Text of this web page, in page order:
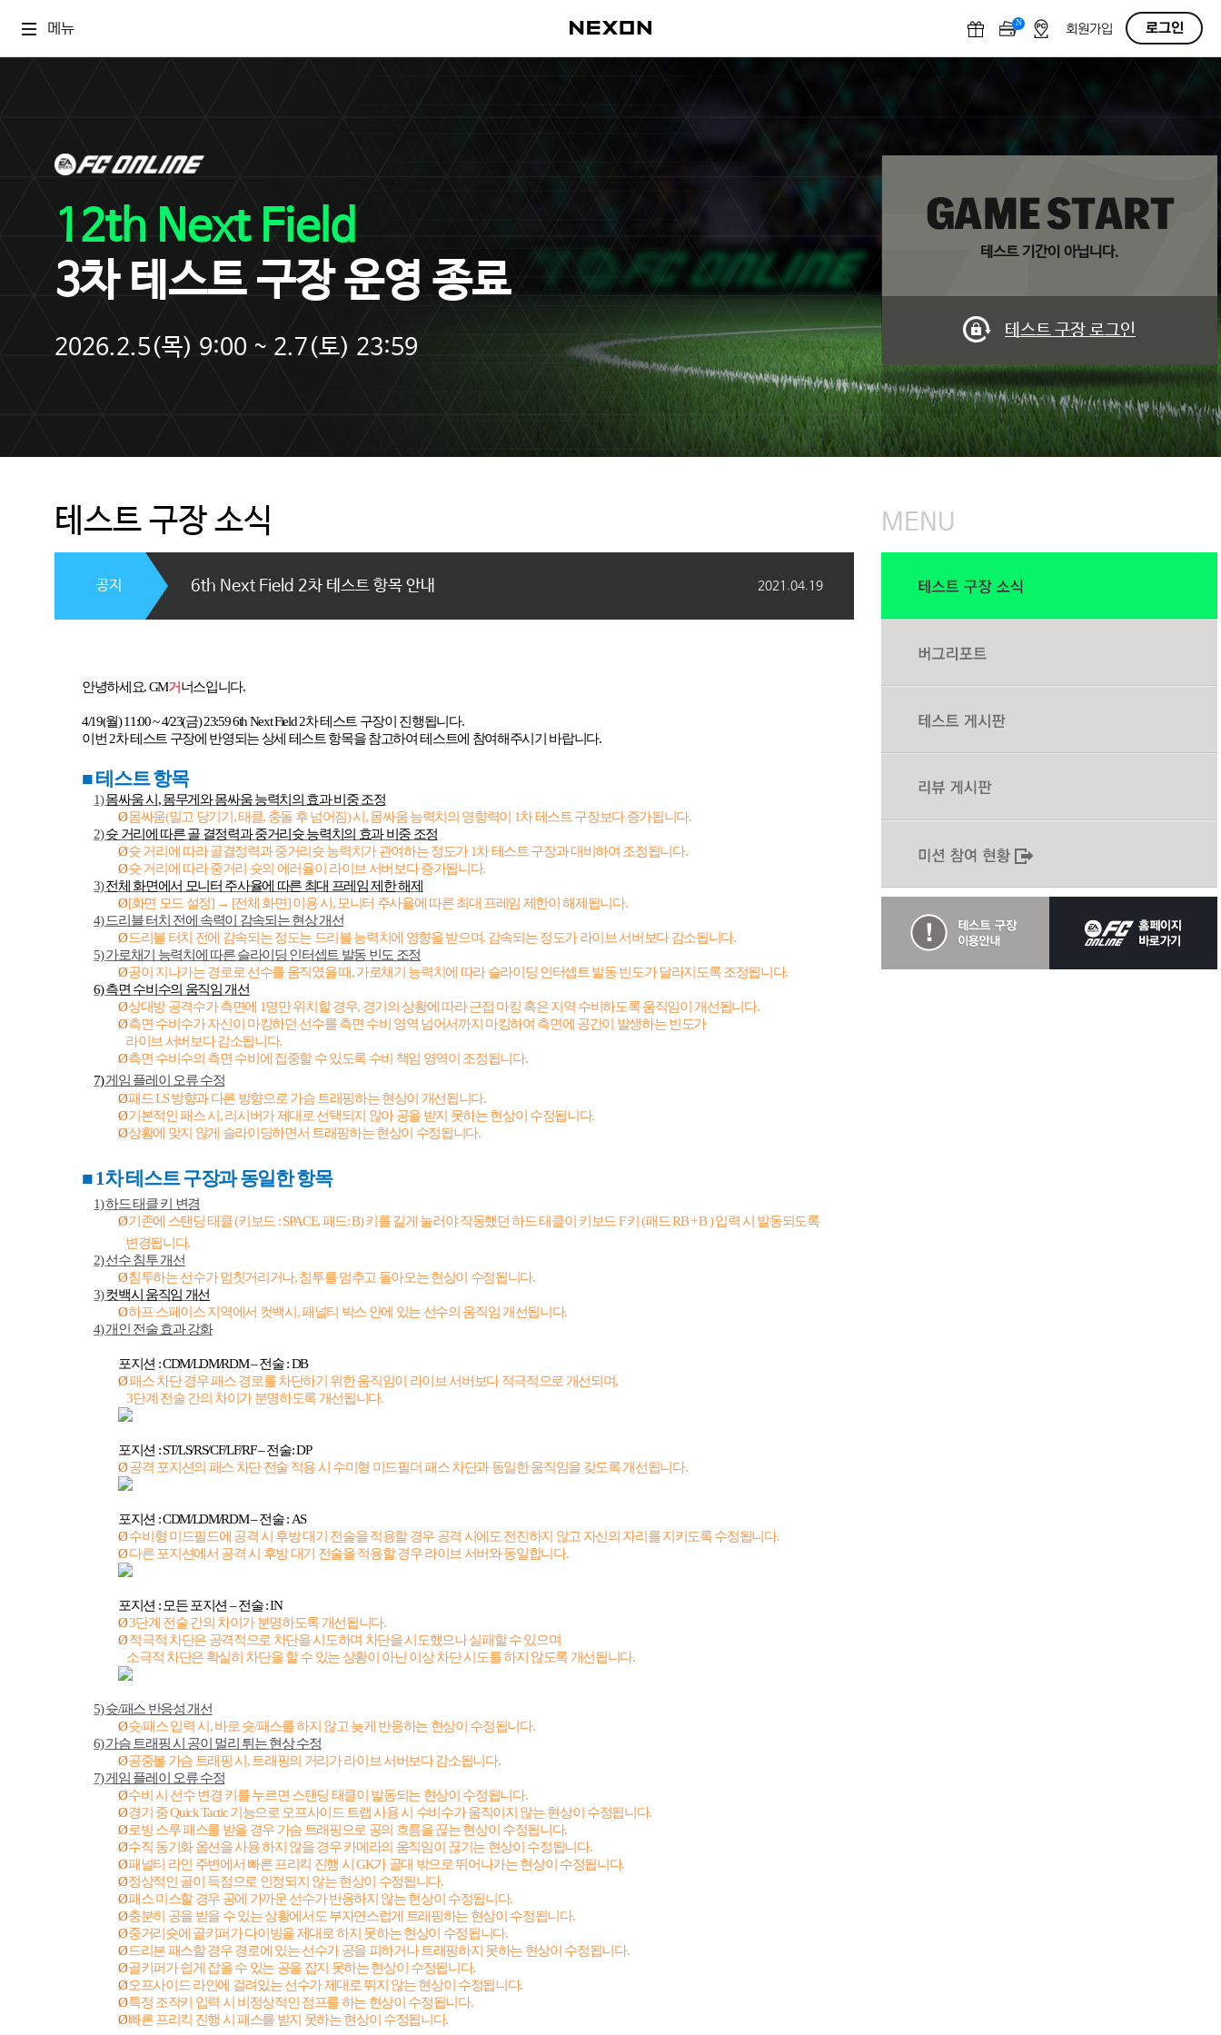
메뉴 N
F
회원가입 로그인
테스트 구장 로그인
테스트 기간이 아닙니다.
12th Next Field
3차 테스트 구장 운영 종료
2026.2.5(목) 9:00 ~ 2.7(토) 23:59
테스트 구장 소식
6th Next Field 2차 테스트 항목 안내
공지 2021.04.19
안녕하세요. GM거너스입니다.
4/19(월) 11:00 ~ 4/23(금) 23:59 6th Next Field 2차 테스트 구장이 진행됩니다.
이번 2차 테스트 구장에 반영되는 상세 테스트 항목을 참고하여 테스트에 참여해주시기 바랍니다.
■테스트 항목
1)몸싸움 시 ,몸무게와 몸싸움 능력치의 효과 비중 조정
Ø몸싸움(밀고 당기기 ,태클, 충돌 후 넘어짐)시 ,몸싸움 능력치의 영향력이 1차 테스트 구장보다 증가됩니다.
2)슛 거리에 따른 골 결정력과 중거리슛 능력치의 효과 비중 조정
Ø슛 거리에 따라 골결정력과 중거리슛 능력치가 관여하는 정도가1차 테스트 구장과 대비하여 조정됩니다.
Ø슛 거리에 따라 중거리 슛의 에러율이 라이브 서버보다 증가됩니다.
3)전체 화면에서 모니터 주사율에 따른 최대 프레임 제한 해제
Ø[화면 모드 설정] → [전체 화면]이용 시 , 모니터 주사율에 따른 최대 프레임 제한이 해제됩니다.
4)드리블 터치 전에 속력이 감속되는 현상 개선
Ø 드리블 터치 전에 감속되는 정도는 드리블 능력치에 영향을 받으며. 감속되는 정도가 라이브 서버보다 감소됩니다.
5)가로채기 능력치에 따른 슬라이딩 인터셉트 발동 빈도 조정
Ø공이 지나가는 경로로 선수를 움직였을 때,가로채기 능력치에 따라 슬라이딩 인터셉트 발동 빈도가 달라지도록 조정됩니다.
6)측면 수비수의 움직임 개선
Ø상대방 공격수가 측면에 1명만 위치할 경우, 경기의 상황에 따라 근접 마킹 혹은 지역 수비하도록 움직임이 개선됩니다.
Ø측면 수비수가 자신이 마킹하던 선수를 측면 수비 영역 넘어서까지 마킹하여 측면에 공간이 발생하는 빈도가
라이브 서버보다 감소됩니다.
Ø측면 수비수의 측면 수비에 집중할 수 있도록 수비 책임 영역이 조정됩니다.
7)게임 플레이 오류 수정
Ø패드LS방향과 다른 방향으로 가슴 트래핑하는 현상이 개선됩니다.
Ø기본적인 패스 시 ,리시버가 제대로 선택되지 않아 공을 받지 못하는 현상이 수정됩니다.
Ø상황에 맞지 않게 슬라이딩하면서 트래핑하는 현상이 수정됩니다.
■ 1차 테스트 구장과 동일한 항목
1)하드 태클 키 변경
Ø기존에 스탠딩 태클(키보드 : SPACE,패드: B)키를 길게 눌러야 작동했던 하드 태클이 키보드 F키(패드RB + B )입력 시 발동되도록
변경됩니다.
2)선수 침투 개선
Ø침투하는 선수가 멈칫거리거나,침투를 멈추고 돌아오는 현상이 수정됩니다.
3)컷백시 움직임 개선
Ø하프 스페이스 지역에서 컷백시 ,패널티 박스 안에 있는 선수의 움직임 개선됩니다.
4)개인 전술 효과 강화
포지션 : CDM/LDM/RDM –전술: DB
Ø패스 차단 경우 패스 경로를 차단하기 위한 움직임이 라이브 서버보다 적극적으로 개선되며,
3단계 전술 간의 차이가 분명하도록 개선됩니다.
포지션 : ST/LS/RS/CF/LF/RF –전술: DP
Ø 공격 포지션의 패스 차단 전술 적용 시 수미형 미드필더 패스 차단과 동일한 움직임을 갖도록 개선됩니다.
포지션 : CDM/LDM/RDM –전술: AS
Ø 수비형 미드필드에 공격 시 후방 대기 전술을 적용할 경우 공격 시에도 전진하지 않고 자신의 자리를 지키도록 수정됩니다.
Ø 다른 포지션에서 공격 시 후방 대기 전술을 적용할 경우 라이브 서버와 동일합니다.
포지션 : 모든 포지션 –전술: IN
Ø3단계 전술 간의 차이가 분명하도록 개선됩니다.
Ø 적극적 차단은 공격적으로 차단을 시도하며 차단을 시도했으나 실패할 수 있으며
소극적 차단은 확실히 차단을 할 수 있는 상황이 아닌 이상 차단 시도를 하지 않도록 개선됩니다.
5)슛/패스 반응성 개선
Ø슛/패스 입력 시 ,바로 슛/패스를 하지 않고 늦게 반응하는 현상이 수정됩니다.
6)가슴 트래핑 시 공이 멀리 튀는 현상 수정
Ø공중볼 가슴 트래핑 시 , 트래핑의 거리가 라이브 서버보다 감소됩니다.
7)게임 플레이 오류 수정
Ø수비 시 선수 변경 키를 누르면 스탠딩 태클이 발동되는 현상이 수정됩니다.
Ø경기 중Quick Tactic기능으로 오프사이드 트랩 사용 시 수비수가 움직이지 않는 현상이 수정됩니다.
Ø 로빙 스루 패스를 받을 경우 가슴 트래핑으로 공의 흐름을 끊는 현상이 수정됩니다.
Ø수직 동기화 옵션을 사용 하지 않을 경우 카메라의 움직임이 끊기는 현상이 수정됩니다.
Ø패널티 라인 주변에서 빠른 프리킥 진행 시GK가 골대 밖으로 뛰어나가는 현상이 수정됩니다.
Ø정상적인 골이 득점으로 인정되지 않는 현상이 수정됩니다.
Ø패스 미스할 경우 공에 가까운 선수가 반응하지 않는 현상이 수정됩니다.
Ø충분히 공을 받을 수 있는 상황에서도 부자연스럽게 트래핑하는 현상이 수정됩니다.
Ø중거리슛에 골키퍼가 다이빙을 제대로 하지 못하는 현상이 수정됩니다.
Ø 드리븐 패스할 경우 경로에 있는 선수가 공을 피하거나 트래핑하지 못하는 현상이 수정됩니다.
Ø골키퍼가 쉽게 잡을 수 있는 공을 잡지 못하는 현상이 수정됩니다.
Ø 오프사이드 라인에 걸려있는 선수가 제대로 뛰지 않는 현상이 수정됩니다.
Ø특정 조작키 입력 시 비정상적인 점프를 하는 현상이 수정됩니다.
Ø빠른 프리킥 진행 시 패스를 받지 못하는 현상이 수정됩니다.
MENU